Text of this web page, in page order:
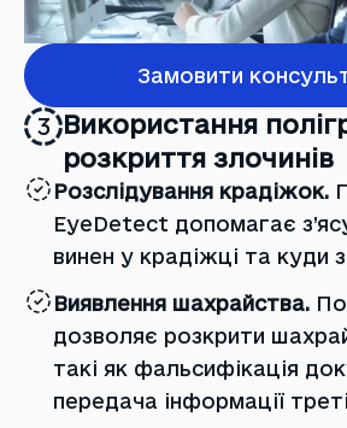
Замовити
3 Використання
розкриття злочинів
Розслідування крадіжок.
EyeDetect допомагає
винен у крадіжці та куди
Виявлення шахрайства.
дозволяє розкрити
такі як фальсифікація
передача інформації